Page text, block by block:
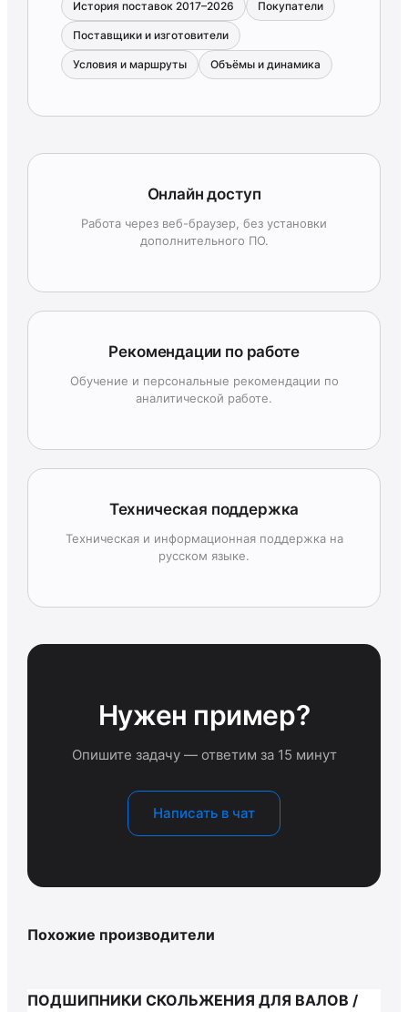
История поставок 2017–2026 Покупатели
Поставщики и изготовители
Условия и маршруты Объёмы и динамика
Онлайн доступ
Работа через веб-браузер, без установки
дополнительного ПО.
Рекомендации по работе
Обучение и персональные рекомендации по
аналитической работе.
Техническая поддержка
Техническая и информационная поддержка на
русском языке.
Нужен пример?
Опишите задачу — ответим за 15 минут
Написать в чат
Похожие производители
ПОДШИПНИКИ СКОЛЬЖЕНИЯ ДЛЯ ВАЛОВ /